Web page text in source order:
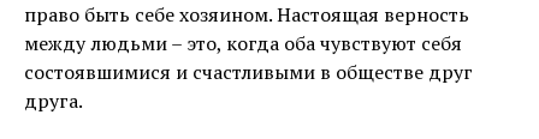
право быть себе хозяином. Настоящая верность
между людьми – это, когда оба чувствуют себя
состоявшимися и счастливыми в обществе друг
друга.